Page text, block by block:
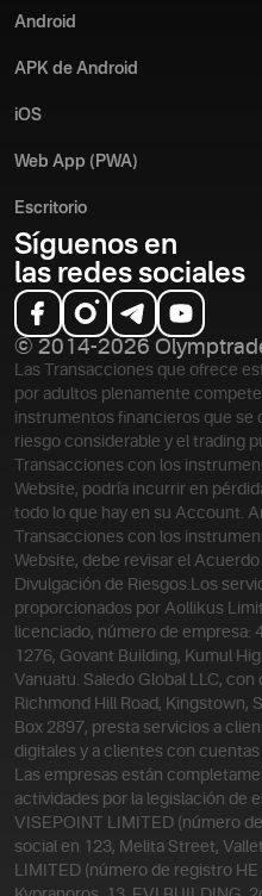
Android
APK de Android
iOS
Web App (PWA)
Escritorio
Síguenos en
las redes sociales
© 2014-2026
Las Transacciones que ofrece
por adultos plenamente
instrumentos financieros que se
riesgo considerable y el trading
Transacciones con los
Website, podría incurrir en
todo lo que hay en su Account.
Transacciones con los
Website, debe revisar el
Divulgación de Riesgos. Los
proporcionados por Aollikus
licenciado, número de empresa:
1276, Govant Building, Kumul
Vanuatu. Saledo Global LLC,
Richmond Hill Road, Kingstown,
Box 2897, presta servicios a
digitales y a clientes con
Las empresas están
actividades por la legislación de
VISEPOINT LIMITED (número
social en 123, Melita Street,
LIMITED (número de registro